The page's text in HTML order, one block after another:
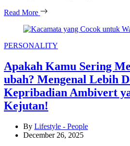
Read More
Categories
PERSONALITY
Apakah Kamu Sering
ubah? Mengenal Lebih
Kepribadian Ambivert
Kejutan!
By Lifestyle - People
December 26, 2025